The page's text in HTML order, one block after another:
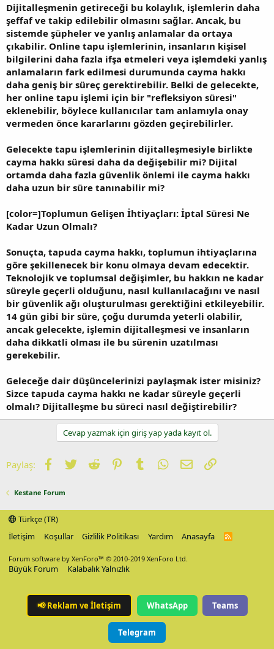
Dijitalleşmenin getireceği bu kolaylık, işlemlerin daha
şeffaf ve takip edilebilir olmasını sağlar. Ancak, bu
sistemde şüpheler ve yanlış anlamalar da ortaya
çıkabilir. Online tapu işlemlerinin, insanların kişisel
bilgilerini daha fazla ifşa etmeleri veya işlemdeki yanlış
anlamaların fark edilmesi durumunda cayma hakkı
daha geniş bir süreç gerektirebilir. Belki de gelecekte,
her online tapu işlemi için bir "refleksiyon süresi"
eklenebilir, böylece kullanıcılar tam anlamıyla onay
vermeden önce kararlarını gözden geçirebilirler.
Gelecekte tapu işlemlerinin dijitalleşmesiyle birlikte
cayma hakkı süresi daha da değişebilir mi? Dijital
ortamda daha fazla güvenlik önlemi ile cayma hakkı
daha uzun bir süre tanınabilir mi?
[color=]Toplumun Gelişen İhtiyaçları: İptal Süresi Ne
Kadar Uzun Olmalı?
Sonuçta, tapuda cayma hakkı, toplumun ihtiyaçlarına
göre şekillenecek bir konu olmaya devam edecektir.
Teknolojik ve toplumsal değişimler, bu hakkın ne kadar
süreyle geçerli olduğunu, nasıl kullanılacağını ve nasıl
bir güvenlik ağı oluşturulması gerektiğini etkileyebilir.
14 gün gibi bir süre, çoğu durumda yeterli olabilir,
ancak gelecekte, işlemin dijitalleşmesi ve insanların
daha dikkatli olması ile bu sürenin uzatılması
gerekebilir.
Geleceğe dair düşüncelerinizi paylaşmak ister misiniz?
Sizce tapuda cayma hakkı ne kadar süreyle geçerli
olmalı? Dijitalleşme bu süreci nasıl değiştirebilir?
Cevap yazmak için giriş yap yada kayıt ol.
Paylaş: Facebook
TwitterReddit PinterestTumblrWhatsApp
E-postaLink
Kestane Forum
Türkçe (TR)
İletişim
Koşullar Gizlilik Politikası Yardım Anasayfa
R
Forum software by XenForo™ © 2010-2019 XenForo Ltd.
Büyük Forum Kalabalık Yalnızlık
📢Reklam ve İletişim WhatsApp Teams
Telegram